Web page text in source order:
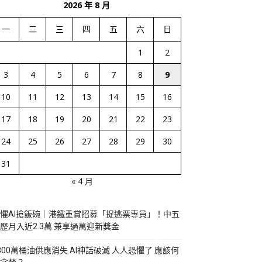
2026 年 8 月
一 二 三 四 五 六 日
1
2
3
4 5 6 7 8
9
10
11 12 13 14 15
16
17
18 19 20 21 22
23
24
25 26 27 28 29
30
31
« 4 月
AI搶飯碗｜港鐵重賞招募「捉逃票專員」！中五
月入近2.3萬 兼享過萬迎新獎金
萬桶油供應消失 AI神話破滅 人人恐懼了 應該何